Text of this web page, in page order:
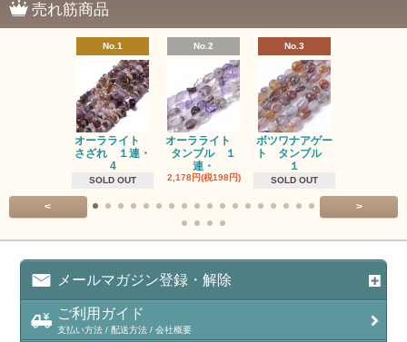
売れ筋商品
No.1
オーラライト
さざれ １連・
4
SOLD OUT
No.2
オーラライト
タンブル １
連・
2,178円(税198円)
No.3
ボツワナアゲー
ト タンブル
１
SOLD OUT
< >
メールマガジン登録・解除
ご利用ガイド
支払い方法 / 配送方法 / 会社概要